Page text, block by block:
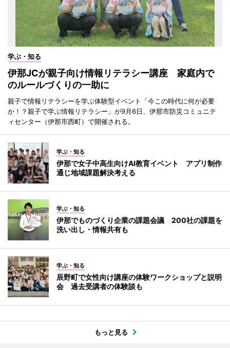
学ぶ・知る
伊那JCが親子向け情報リテラシー講座 家庭内で
のルールづくりの一助に
親子で情報リテラシーを学ぶ体験型イベント「今この時代に何が必要
か！？親子で学ぶ情報リテラシー」が9月6日、伊那市防災コミュニテ
ィセンター（伊那市西町）で開催される。
学ぶ・知る
伊那で女子中高生向けAI教育イベント アプリ制作
通じ地域課題解決考える
学ぶ・知る
伊那でものづくり企業の課題会議 200社の課題を
洗い出し・情報共有も
学ぶ・知る
辰野町で女性向け講座の体験ワークショップと説明
会 過去受講者の体験談も
もっと見る